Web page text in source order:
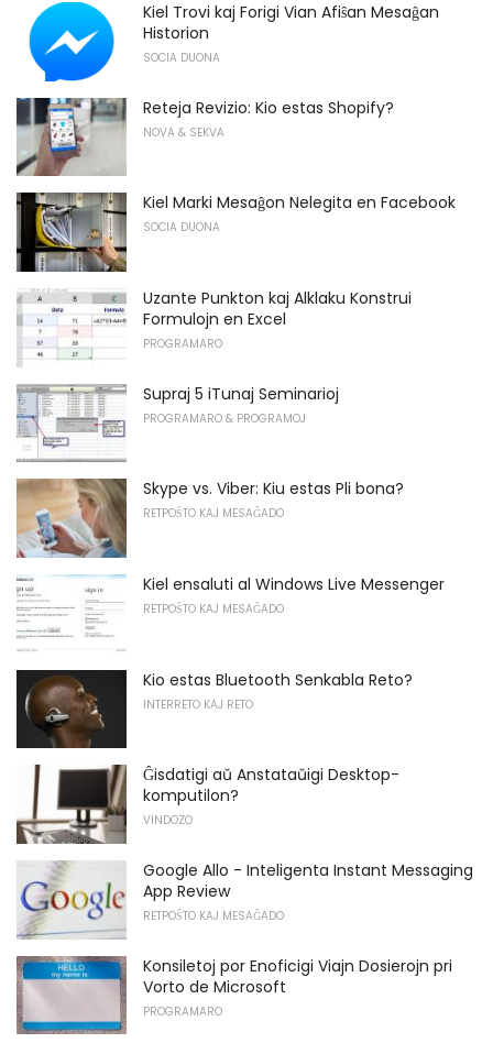
Kiel Trovi kaj Forigi Vian Afiŝan Mesaĝan
Historion
SOCIA DUONA
Reteja Revizio: Kio estas Shopify?
NOVA & SEKVA
Kiel Marki Mesaĝon Nelegita en Facebook
SOCIA DUONA
Uzante Punkton kaj Alklaku Konstrui
Formulojn en Excel
PROGRAMARO
Supraj 5 iTunaj Seminarioj
PROGRAMARO & PROGRAMOJ
Skype vs. Viber: Kiu estas Pli bona?
RETPOŜTO KAJ MESAĜADO
Kiel ensaluti al Windows Live Messenger
RETPOŜTO KAJ MESAĜADO
Kio estas Bluetooth Senkabla Reto?
INTERRETO KAJ RETO
Ĝisdatigi aŭ Anstataŭigi Desktop-
komputilon?
VINDOZO
Google Allo - Inteligenta Instant Messaging
App Review
RETPOŜTO KAJ MESAĜADO
Konsiletoj por Enoficigi Viajn Dosierojn pri
Vorto de Microsoft
PROGRAMARO